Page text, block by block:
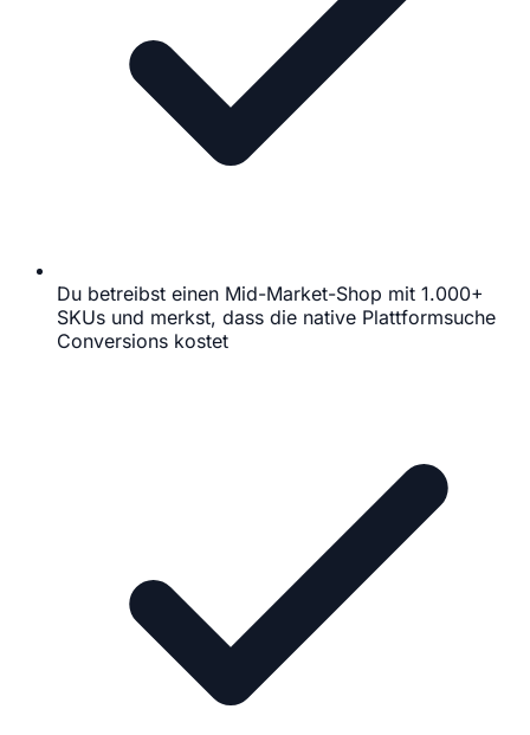
Du betreibst einen Mid-Market-Shop mit 1.000+
SKUs und merkst, dass die native Plattformsuche
Conversions kostet